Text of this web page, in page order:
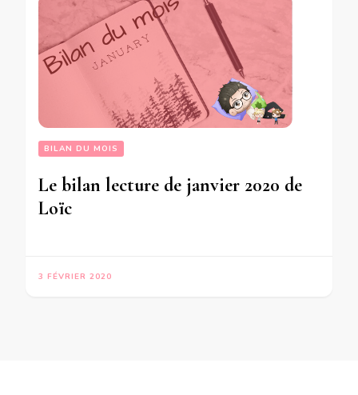
BILAN DU MOIS
Le bilan lecture de janvier 2020 de
Loïc
3 FÉVRIER 2020